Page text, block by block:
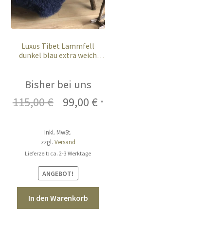
Luxus Tibet Lammfell
dunkel blau extra weich
Bisher bei uns
115,00€
Ursprünglicher
war:
115,00 €
99,00 €Aktueller
*
Inkl. MwSt.
zzgl. Versand
Lieferzeit: ca. 2-3 Werktage
ANGEBOT!
In den Warenkorb